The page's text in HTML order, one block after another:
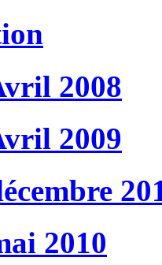
2008
2009
2010